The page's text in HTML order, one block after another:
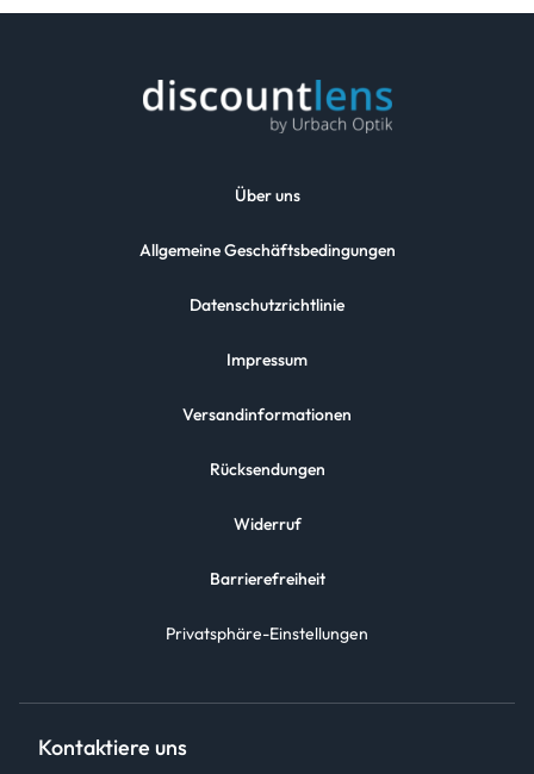
Über uns
Allgemeine Geschäftsbedingungen
Datenschutzrichtlinie
Impressum
Versandinformationen
Rücksendungen
Widerruf
Barrierefreiheit
Privatsphäre-Einstellungen
Kontaktiere uns